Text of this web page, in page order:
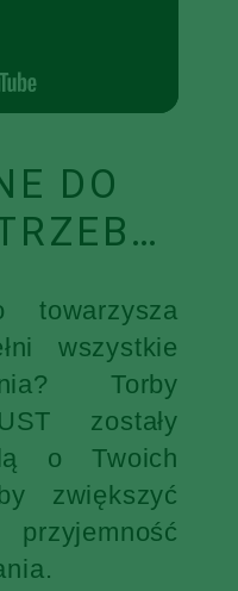
DO
towarzysza
wszystkie
Torby
zostały
o Twoich
zwiększyć